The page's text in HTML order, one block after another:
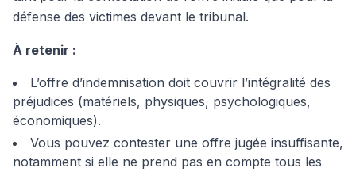
défense des victimes devant le tribunal.
À retenir :
L’offre d’indemnisation doit couvrir l’intégralité des
préjudices (matériels, physiques, psychologiques,
économiques).
Vous pouvez contester une offre jugée insuffisante,
notamment si elle ne prend pas en compte tous les